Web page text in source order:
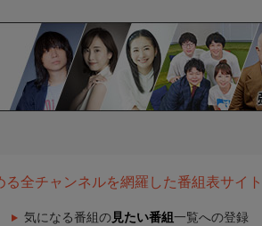
全チャンネルを網羅した番組表サイト
気になる番組の 見たい番組 一覧への登録